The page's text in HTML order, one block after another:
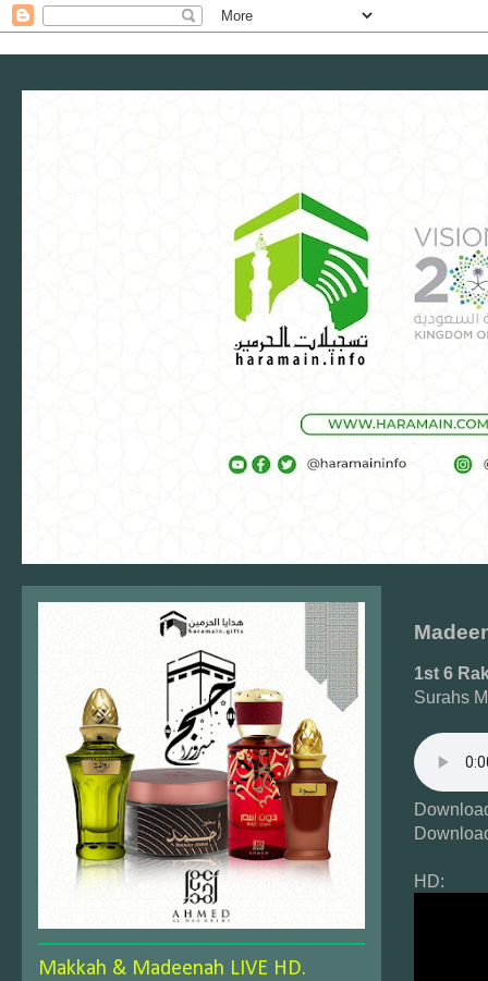
1st 6
Surahs
HD:
Makkah & Madeenah LIVE HD.